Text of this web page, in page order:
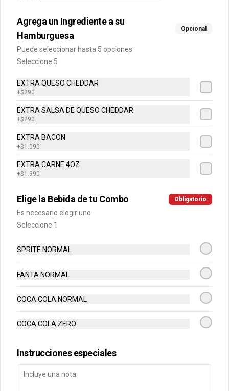
Conócenos
Cuentanos como te fue
Trabaja con nosotros
Escríbenos por WhatsApp: +56950183243
Locales
Política de privacidad
Redes sociales
Instagram
Mi cuenta
Agrega un Ingrediente a su
Hamburguesa
Opcional
Puede seleccionar hasta 5 opciones
Seleccione 5
EXTRA QUESO CHEDDAR
+$290
EXTRA SALSA DE QUESO CHEDDAR
+$290
EXTRA BACON
+$1.090
EXTRA CARNE 4OZ
+$1.990
Elige la Bebida de tu Combo Obligatorio
Es necesario elegir uno
Seleccione 1
SPRITE NORMAL
FANTA NORMAL
COCA COLA NORMAL
COCA COLA ZERO
Instrucciones especiales